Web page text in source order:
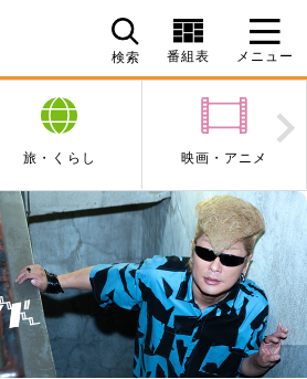
検索 番組表 メニュー
旅・くらし 映画・アニメ